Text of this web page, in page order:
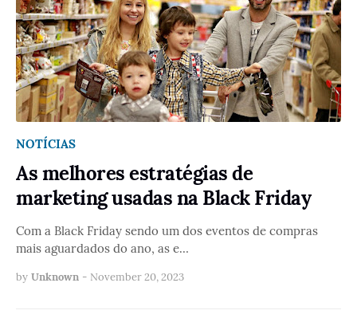
NOTÍCIAS
As melhores estratégias de
marketing usadas na Black Friday
Com a Black Friday sendo um dos eventos de compras
mais aguardados do ano, as e…
by Unknown - November 20, 2023